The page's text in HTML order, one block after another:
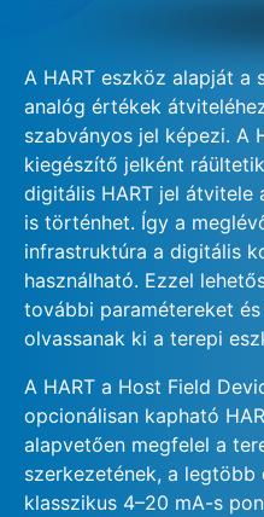
A HART eszköz alapját a
analóg értékek
szabványos jel képezi. A
kiegészítő jelként
digitális HART jel átvitele
is történhet. Így a
infrastruktúra a digitális
használható. Ezzel
további paramétereket
olvassanak ki a terepi
A HART a Host Field
opcionálisan kapható
alapvetően megfelel a
szerkezetének, a legtöbb
klasszikus 4–20 mA-s